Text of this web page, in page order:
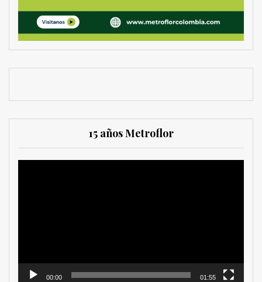
15 años Metroflor
00:00 01:55